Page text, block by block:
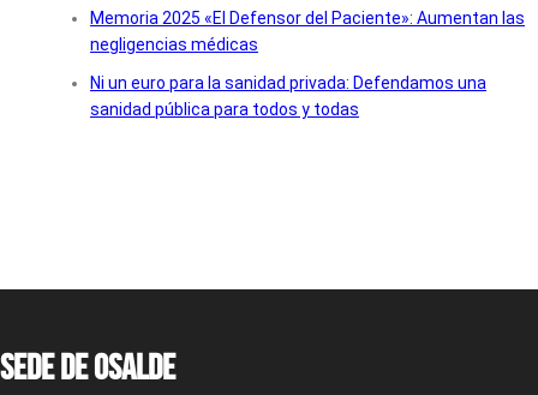
Memoria 2025 «El Defensor del Paciente»: Aumentan las
negligencias médicas
Ni un euro para la sanidad privada: Defendamos una
sanidad pública para todos y todas
Sede de OSALDE